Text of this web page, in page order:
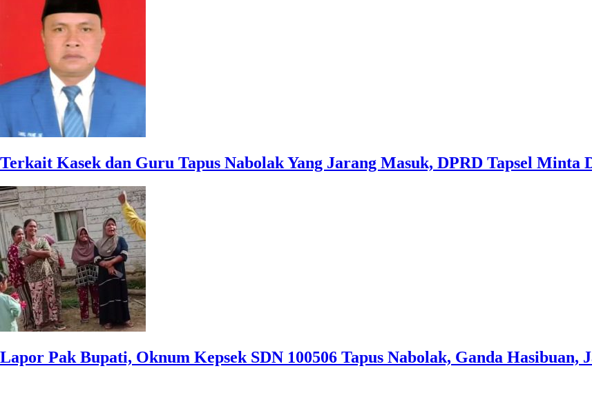
Terkait Kasek dan Guru Tapus Nabolak Yang Jarang Masuk, DPRD Tapsel Minta
Lapor Pak Bupati, Oknum Kepsek SDN 100506 Tapus Nabolak, Ganda Hasibuan,